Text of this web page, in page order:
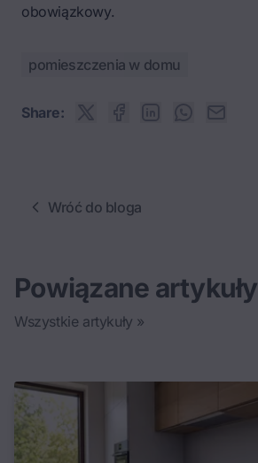
obowiązkowy.
pomieszczenia w domu
Share:
Wróć do bloga
Powiązane artykuły
Wszystkie artykuły »